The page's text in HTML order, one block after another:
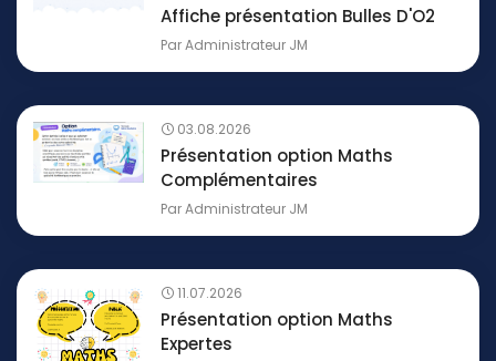
Affiche présentation Bulles D'O2
ParAdministrateur JM
03.08.2026
Présentation option Maths
Complémentaires
ParAdministrateur JM
11.07.2026
Présentation option Maths
Expertes